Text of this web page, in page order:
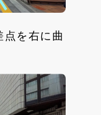
を右に曲